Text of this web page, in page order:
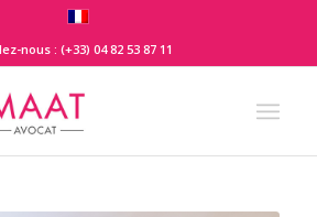
nous : (+33) 04 82 53 87 11